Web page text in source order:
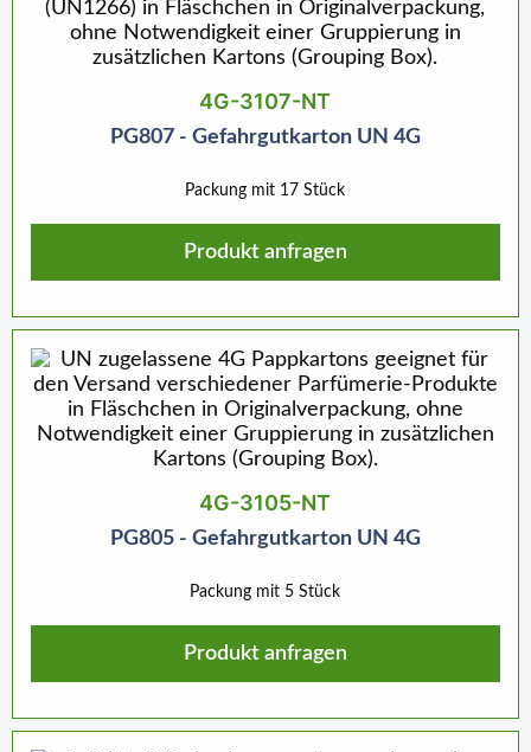
4G-3107-NT
PG807 - Gefahrgutkarton UN 4G
Packung mit 17 Stück
Produkt anfragen
4G-3105-NT
PG805 - Gefahrgutkarton UN 4G
Packung mit 5 Stück
Produkt anfragen